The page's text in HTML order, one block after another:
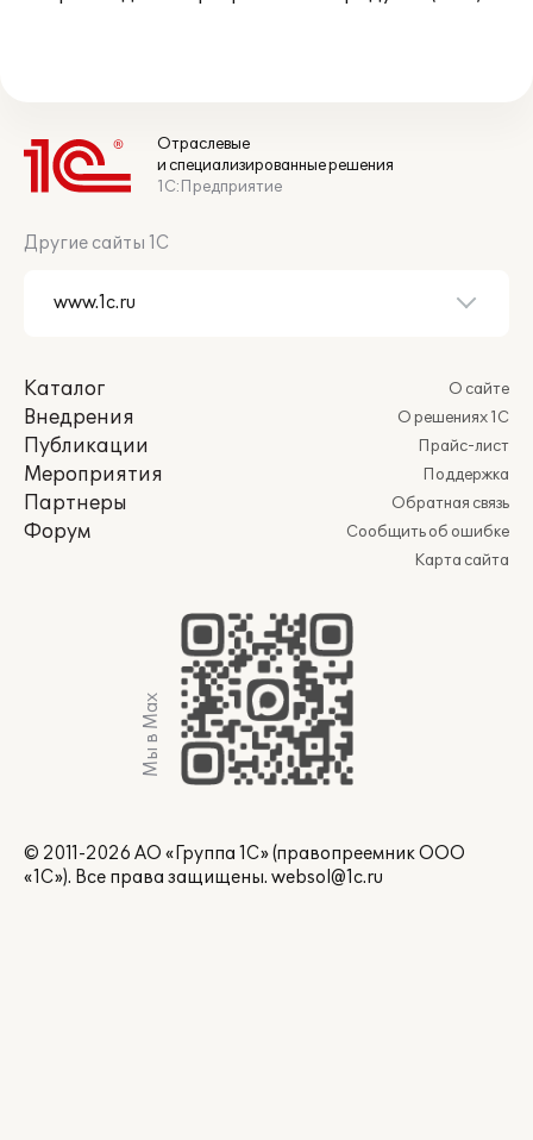
Отраслевые
и специализированные решения
1С:Предприятие
Другие сайты 1С
Каталог
Внедрения
Публикации
Мероприятия
Партнеры
Форум
О сайте
О решениях 1С
Прайс-лист
Поддержка
Обратная связь
Сообщить об ошибке
Карта сайта
Мы в Max
© 2011-2026 АО «Группа 1С» (правопреемник ООО
«1С»). Все права защищены. websol@1c.ru